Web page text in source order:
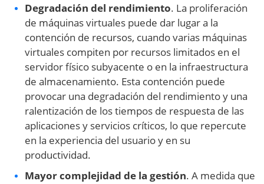
Degradación del rendimiento. La proliferación
de máquinas virtuales puede dar lugar a la
contención de recursos, cuando varias máquinas
virtuales compiten por recursos limitados en el
servidor físico subyacente o en la infraestructura
de almacenamiento. Esta contención puede
provocar una degradación del rendimiento y una
ralentización de los tiempos de respuesta de las
aplicaciones y servicios críticos, lo que repercute
en la experiencia del usuario y en su
productividad.
Mayor complejidad de la gestión. A medida que